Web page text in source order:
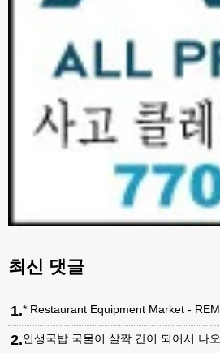
최신 댓글
1.* Restaurant Equipment Market -
2.인생국밥 국물이 살짝 간이 되어서 나